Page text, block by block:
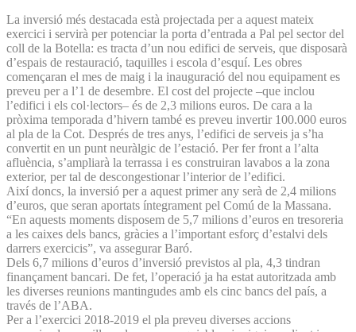
La inversió més destacada està projectada per a aquest mateix
exercici i servirà per potenciar la porta d’entrada a Pal pel sector del
coll de la Botella: es tracta d’un nou edifici de serveis, que disposarà
d’espais de restauració, taquilles i escola d’esquí. Les obres
començaran el mes de maig i la inauguració del nou equipament es
preveu per a l’1 de desembre. El cost del projecte –que inclou
l’edifici i els col·lectors– és de 2,3 milions euros. De cara a la
pròxima temporada d’hivern també es preveu invertir 100.000 euros
al pla de la Cot. Després de tres anys, l’edifici de serveis ja s’ha
convertit en un punt neuràlgic de l’estació. Per fer front a l’alta
afluència, s’ampliarà la terrassa i es construiran lavabos a la zona
exterior, per tal de descongestionar l’interior de l’edifici.
Així doncs, la inversió per a aquest primer any serà de 2,4 milions
d’euros, que seran aportats íntegrament pel Comú de la Massana.
“En aquests moments disposem de 5,7 milions d’euros en tresoreria
a les caixes dels bancs, gràcies a l’important esforç d’estalvi dels
darrers exercicis”, va assegurar Baró.
Dels 6,7 milions d’euros d’inversió previstos al pla, 4,3 tindran
finançament bancari. De fet, l’operació ja ha estat autoritzada amb
les diverses reunions mantingudes amb els cinc bancs del país, a
través de l’ABA.
Per a l’exercici 2018-2019 el pla preveu diverses accions